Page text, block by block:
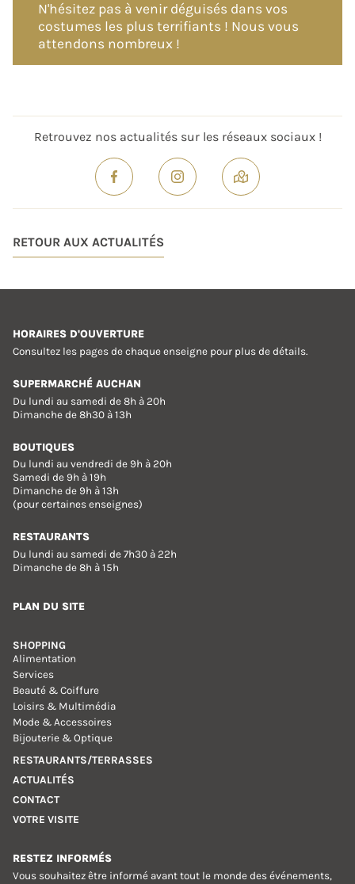
N'hésitez pas à venir déguisés dans vos
costumes les plus terrifiants ! Nous vous
attendons nombreux !
Retrouvez nos actualités sur les réseaux sociaux !
RETOUR AUX ACTUALITÉS
HORAIRES D'OUVERTURE
Consultez les pages de chaque enseigne pour plus de détails.
SUPERMARCHÉ AUCHAN
Du lundi au samedi de 8h à 20h
Dimanche de 8h30 à 13h
BOUTIQUES
Du lundi au vendredi de 9h à 20h
Samedi de 9h à 19h
Dimanche de 9h à 13h
(pour certaines enseignes)
RESTAURANTS
Du lundi au samedi de 7h30 à 22h
Dimanche de 8h à 15h
PLAN DU SITE
SHOPPING
Alimentation
Services
Beauté & Coiffure
Loisirs & Multimédia
Mode & Accessoires
Bijouterie & Optique
RESTAURANTS/TERRASSES
ACTUALITÉS
CONTACT
VOTRE VISITE
RESTEZ INFORMÉS
Vous souhaitez être informé avant tout le monde des événements,